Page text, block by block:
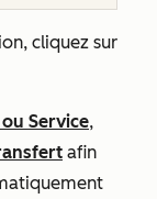
cliquez sur
ou Service,
afin